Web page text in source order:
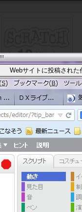
Webサイトに投稿された